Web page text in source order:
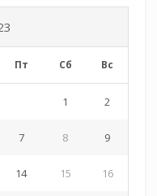
Пт Сб Вс
1 2
7 8 9
14 15 16